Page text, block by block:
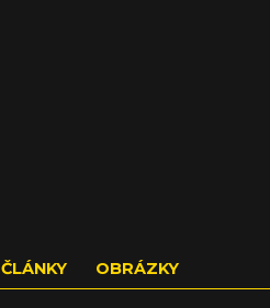
ČLÁNKY OBRÁZKY